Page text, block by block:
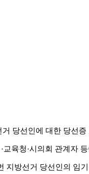
당선인에 대한 당선
육청·시의회 관계자
방선거 당선인의 임기